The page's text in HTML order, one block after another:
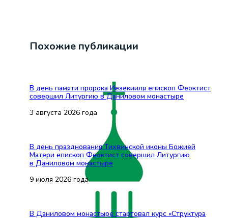
Похожие публикации
В день памяти пророка Иезекииля епископ Феоктист
совершил Литургию в Даниловом монастыре
3 августа 2026 года
В день празднования Тихвинской иконы Божией
Матери епископ Феоктист совершил Литургию
в Даниловом монастыре
9 июля 2026 года
В Даниловом монастыре стартовал курс «Структура